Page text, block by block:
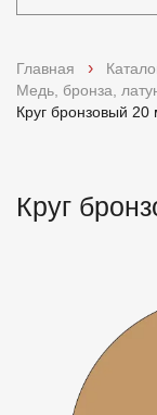
Услуги
Доставка и
Контакты
Главная
Медь, бронза,
Круг бронзовый
Круг